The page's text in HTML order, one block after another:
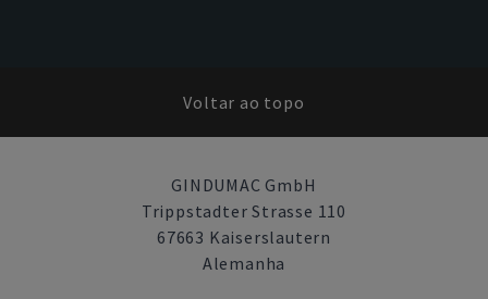
Voltar ao topo
GINDUMAC GmbH
Trippstadter Strasse 110
67663 Kaiserslautern
Alemanha